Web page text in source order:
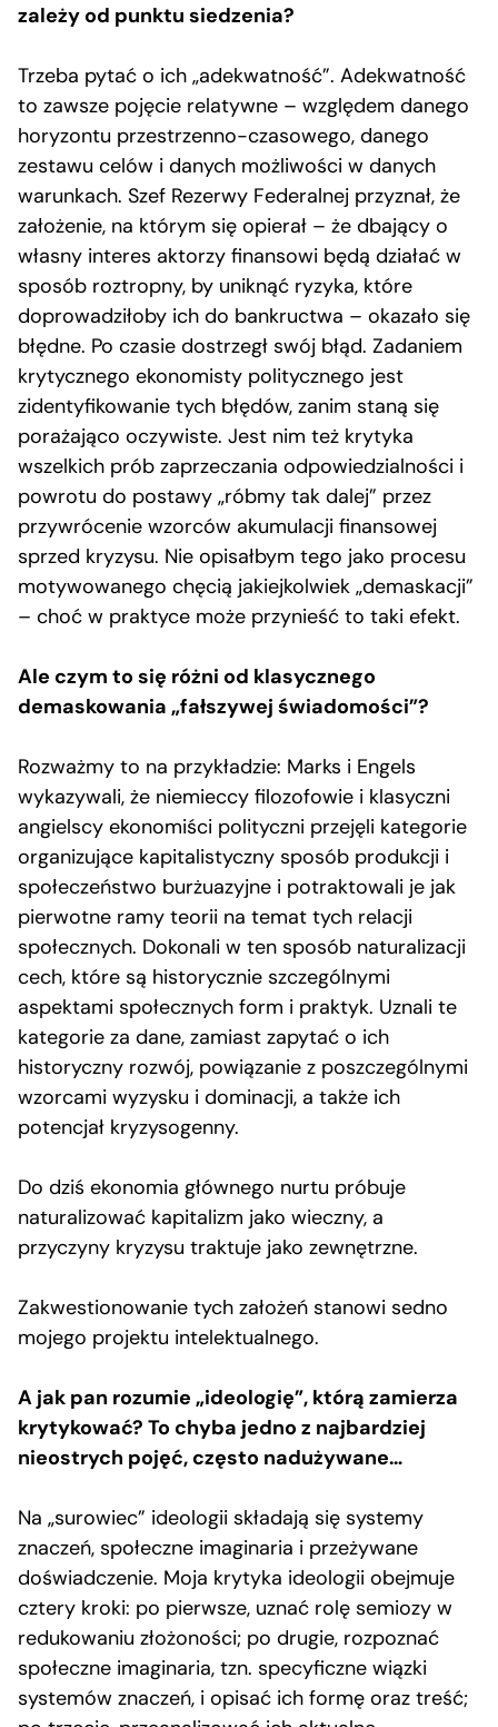
zależy od punktu siedzenia?
Trzeba pytać o ich „adekwatność”. Adekwatność
to zawsze pojęcie relatywne – względem danego
horyzontu przestrzenno-czasowego, danego
zestawu celów i danych możliwości w danych
warunkach. Szef Rezerwy Federalnej przyznał, że
założenie, na którym się opierał – że dbający o
własny interes aktorzy finansowi będą działać w
sposób roztropny, by uniknąć ryzyka, które
doprowadziłoby ich do bankructwa – okazało się
błędne. Po czasie dostrzegł swój błąd. Zadaniem
krytycznego ekonomisty politycznego jest
zidentyfikowanie tych błędów, zanim staną się
porażająco oczywiste. Jest nim też krytyka
wszelkich prób zaprzeczania odpowiedzialności i
powrotu do postawy „róbmy tak dalej” przez
przywrócenie wzorców akumulacji finansowej
sprzed kryzysu. Nie opisałbym tego jako procesu
motywowanego chęcią jakiejkolwiek „demaskacji”
– choć w praktyce może przynieść to taki efekt.
Ale czym to się różni od klasycznego
demaskowania „fałszywej świadomości”?
Rozważmy to na przykładzie: Marks i Engels
wykazywali, że niemieccy filozofowie i klasyczni
angielscy ekonomiści polityczni przejęli kategorie
organizujące kapitalistyczny sposób produkcji i
społeczeństwo burżuazyjne i potraktowali je jak
pierwotne ramy teorii na temat tych relacji
społecznych. Dokonali w ten sposób naturalizacji
cech, które są historycznie szczególnymi
aspektami społecznych form i praktyk. Uznali te
kategorie za dane, zamiast zapytać o ich
historyczny rozwój, powiązanie z poszczególnymi
wzorcami wyzysku i dominacji, a także ich
potencjał kryzysogenny.
Do dziś ekonomia głównego nurtu próbuje
naturalizować kapitalizm jako wieczny, a
przyczyny kryzysu traktuje jako zewnętrzne.
Zakwestionowanie tych założeń stanowi sedno
mojego projektu intelektualnego.
A jak pan rozumie „ideologię”, którą zamierza
krytykować? To chyba jedno z najbardziej
nieostrych pojęć, często nadużywane…
Na „surowiec” ideologii składają się systemy
znaczeń, społeczne imaginaria i przeżywane
doświadczenie. Moja krytyka ideologii obejmuje
cztery kroki: po pierwsze, uznać rolę semiozy w
redukowaniu złożoności; po drugie, rozpoznać
społeczne imaginaria, tzn. specyficzne wiązki
systemów znaczeń, i opisać ich formę oraz treść;